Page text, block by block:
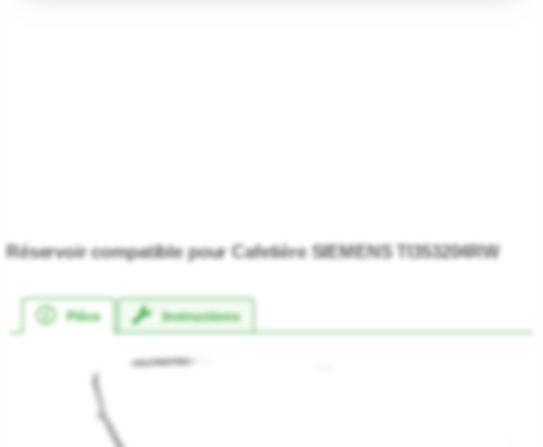
Réservoir compatible pour Cafetière SIEMENS TI353204RW
Pièce Instructions